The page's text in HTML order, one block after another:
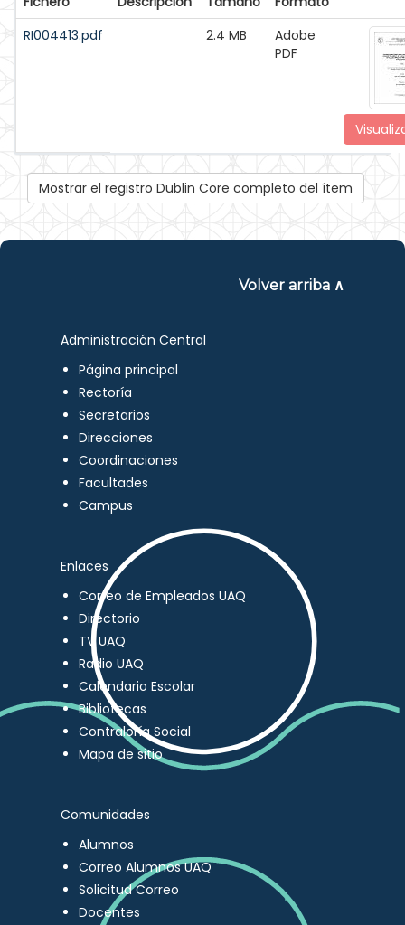
RI004413.pdf
2.4 MB
Adobe
PDF
Mostrar el registro Dublin Core completo del ítem
Volver arriba ∧
Administración Central
Página principal
Rectoría
Secretarios
Direcciones
Coordinaciones
Facultades
Campus
Enlaces
Correo de Empleados UAQ
Directorio
TV UAQ
Radio UAQ
Calendario Escolar
Bibliotecas
Contraloría Social
Mapa de sitio
Comunidades
Alumnos
Correo Alumnos UAQ
Solicitud Correo
Docentes